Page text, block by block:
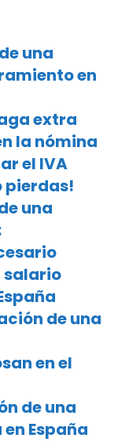
una
en
extra
la nómina
el IVA
pierdas!
una
salario
de una
en el
de una
España